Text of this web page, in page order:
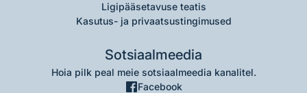
Ligipääsetavuse teatis
Kasutus- ja privaatsustingimused
Sotsiaalmeedia
Hoia pilk peal meie sotsiaalmeedia kanalitel.
Facebook